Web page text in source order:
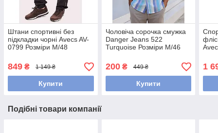
Штани спортивні без
підкладки чорні Avecs AV-
0799 Розміри M/48
849 ₴ 1 149 ₴
Купити
Чоловіча сорочка смужка
Danger Jeans 522
Turquoise Розміри M/46
200₴ 449 ₴
Купити
1
Подібні товари компанії